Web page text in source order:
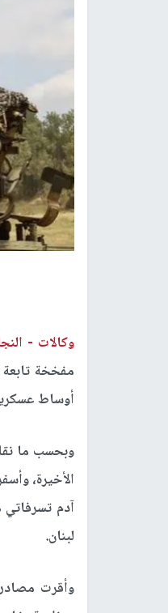
وكالات -
مفخخة تابعة
أوساط
وبحسب ما
الأخيرة،
آدم
لبنان.
وأقرت